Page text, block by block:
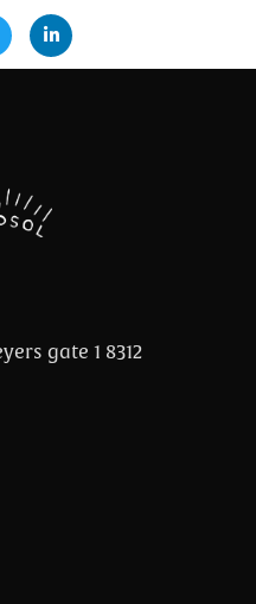
gate 1 8312